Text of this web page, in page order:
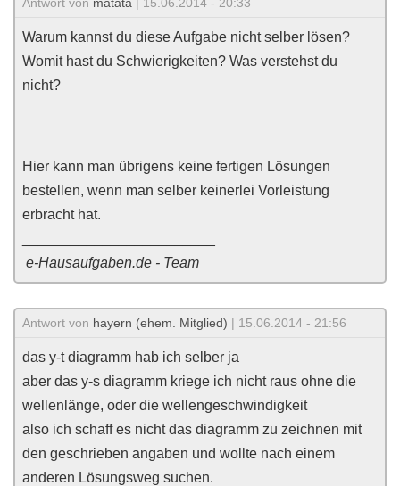
Warum kannst du diese Aufgabe nicht selber lösen?
Womit hast du Schwierigkeiten? Was verstehst du
nicht?
Hier kann man übrigens keine fertigen Lösungen
bestellen, wenn man selber keinerlei Vorleistung
erbracht hat.
e-Hausaufgaben.de - Team
Antwort von hayern (ehem. Mitglied) | 15.06.2014 - 21:56
das y-t diagramm hab ich selber ja
aber das y-s diagramm kriege ich nicht raus ohne die
wellenlänge, oder die wellengeschwindigkeit
also ich schaff es nicht das diagramm zu zeichnen mit
den geschrieben angaben und wollte nach einem
anderen Lösungsweg suchen.